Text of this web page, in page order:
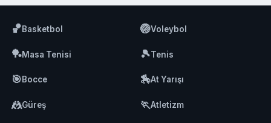
🏀Basketbol 🏐Voleybol
🏓Masa Tenisi 🎾Tenis
🎯Bocce 🏇At Yarışı
🤼Güreş 🏃Atletizm